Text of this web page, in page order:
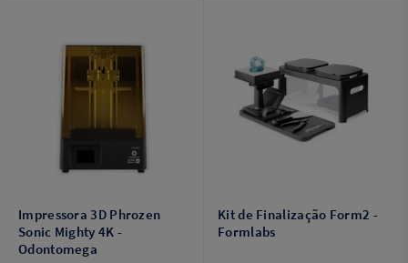
Impressora 3D Phrozen
Sonic Mighty 4K -
Odontomega
Kit de Finalização Form2 -
Formlabs